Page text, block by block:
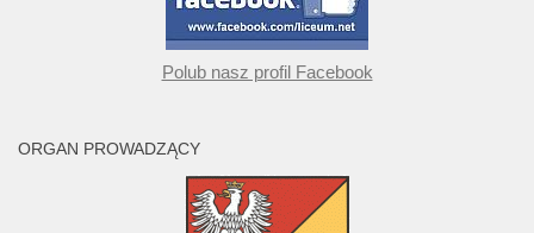
Polub nasz profil Facebook
ORGAN PROWADZĄCY